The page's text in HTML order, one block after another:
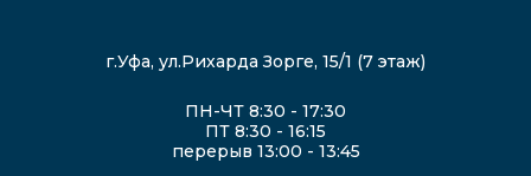
г.Уфа, ул.Рихарда Зорге, 15/1 (7 этаж)
ПН-ЧТ 8:30 - 17:30
ПТ 8:30 - 16:15
перерыв 13:00 - 13:45